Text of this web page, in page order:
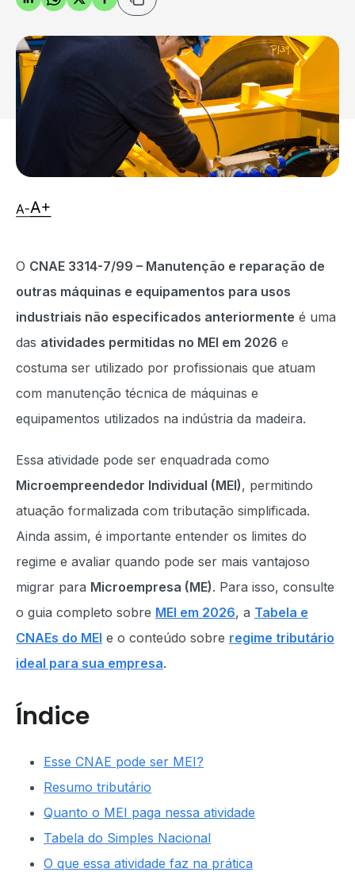
O CNAE 3314-7/99 – Manutenção e reparação de
outras máquinas e equipamentos para usos
industriais não especificados anteriormente é uma
das atividades permitidas no MEI em 2026 e
costuma ser utilizado por profissionais que atuam
com manutenção técnica de máquinas e
equipamentos utilizados na indústria da madeira.
Essa atividade pode ser enquadrada como
Microempreendedor Individual (MEI), permitindo
atuação formalizada com tributação simplificada.
Ainda assim, é importante entender os limites do
regime e avaliar quando pode ser mais vantajoso
migrar para Microempresa (ME). Para isso, consulte
o guia completo sobre MEI em 2026, a Tabela e
CNAEs do MEI e o conteúdo sobre regime tributário
ideal para sua empresa.
Índice
Esse CNAE pode ser MEI?
Resumo tributário
Quanto o MEI paga nessa atividade
Tabela do Simples Nacional
O que essa atividade faz na prática